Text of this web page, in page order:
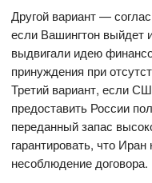
Другой вариант —
если Вашингтон выйдет
выдвигали идею
принуждения при
Третий вариант, если
предоставить России
переданный запас
гарантировать, что
несоблюдение договора.